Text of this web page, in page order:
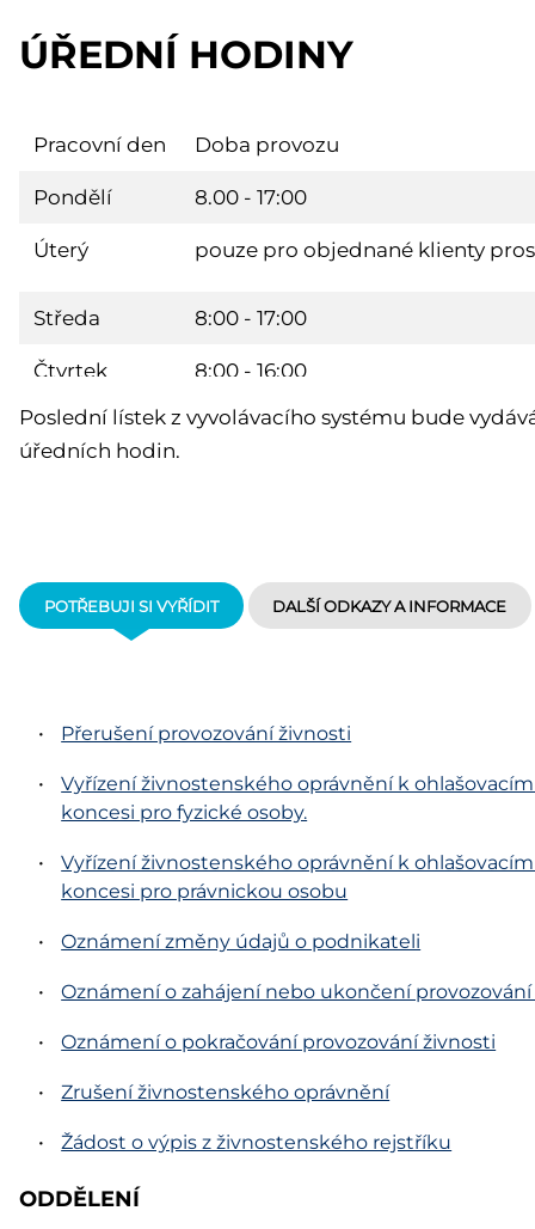
ÚŘEDNÍ HODINY
Pracovní den Doba provozu
Pondělí 8.00 - 17:00
Úterý pouze pro objednané klienty
Středa 8:00 - 17:00
Čtvrtek 8:00 - 16:00
Pátek pouze pro objednané klienty
Poslední lístek z vyvolávacího systému bude
úředních hodin.
POTŘEBUJI SI VYŘÍDIT DALŠÍ ODKAZY A INFORMACE
Přerušení provozování živnosti
Vyřízení živnostenského oprávnění k
koncesi pro fyzické osoby.
Vyřízení živnostenského oprávnění k
koncesi pro právnickou osobu
Oznámení změny údajů o podnikateli
Oznámení o zahájení nebo ukončení
Oznámení o pokračování provozování živnosti
Zrušení živnostenského oprávnění
Žádost o výpis z živnostenského rejstříku
ODDĚLENÍ